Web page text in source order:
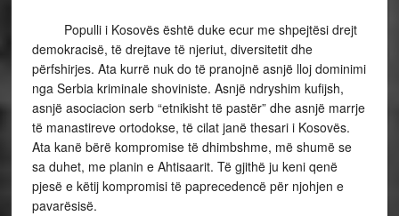
Populli i Kosovës është duke ecur me shpejtësi drejt
demokracisë, të drejtave të njeriut, diversitetit dhe
përfshirjes. Ata kurrë nuk do të pranojnë asnjë lloj dominimi
nga Serbia kriminale shoviniste. Asnjë ndryshim kufijsh,
asnjë asociacion serb “etnikisht të pastër” dhe asnjë marrje
të manastireve ortodokse, të cilat janë thesari i Kosovës.
Ata kanë bërë kompromise të dhimbshme, më shumë se
sa duhet, me planin e Ahtisaarit. Të gjithë ju keni qenë
pjesë e këtij kompromisi të paprecedencë për njohjen e
pavarësisë.